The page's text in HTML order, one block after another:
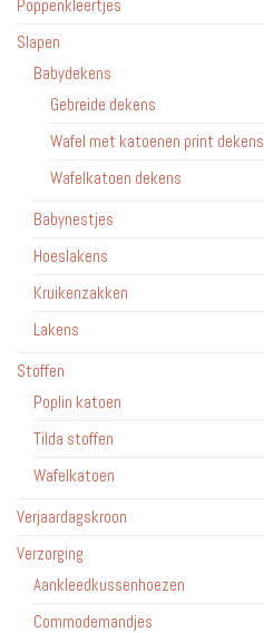
Poppenkleertjes
Slapen
Babydekens
Gebreide dekens
Wafel met katoenen print dekens
Wafelkatoen dekens
Babynestjes
Hoeslakens
Kruikenzakken
Lakens
Stoffen
Poplin katoen
Tilda stoffen
Wafelkatoen
Verjaardagskroon
Verzorging
Aankleedkussenhoezen
Commodemandjes